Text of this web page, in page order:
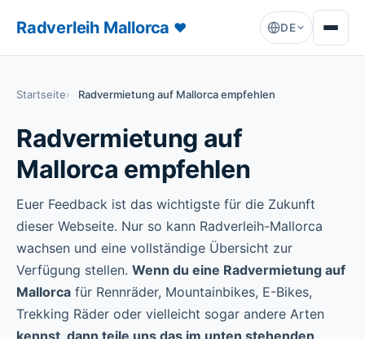
Radverleih Mallorca ♥ DE
Startseite Radvermietung auf Mallorca empfehlen
Radvermietung auf
Mallorca empfehlen
Euer Feedback ist das wichtigste für die Zukunft
dieser Webseite. Nur so kann Radverleih-Mallorca
wachsen und eine vollständige Übersicht zur
Verfügung stellen. Wenn du eine Radvermietung auf
Mallorca für Rennräder, Mountainbikes, E-Bikes,
Trekking Räder oder vielleicht sogar andere Arten
kennst, dann teile uns das im unten stehenden